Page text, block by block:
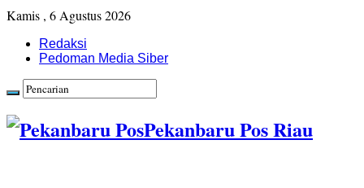
Kamis , 6 Agustus 2026
Redaksi
Pedoman Media Siber
Pekanbaru Pos Riau